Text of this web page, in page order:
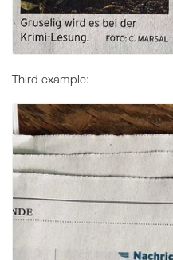
Third example: